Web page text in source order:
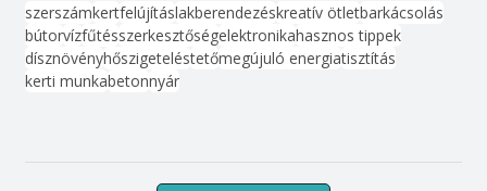
szerszámkertfelújításlakberendezéskreatív ötletbarkácsolás
bútorvízfűtésszerkesztőségelektronikahasznos tippek
dísznövényhőszigeteléstetőmegújuló energiatisztítás
kerti munkabetonnyár